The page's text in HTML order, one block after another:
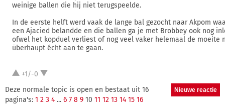
weinige ballen die hij niet terugspeelde.
In de eerste helft werd vaak de lange bal gezocht naar Akpom
een Ajacied belandde en die ballen ga je met Brobbey ook nog
ofwel het kopduel verliest of nog veel vaker helemaal de moeite
überhaupt écht aan te gaan.
+1/-0
Deze normale topic is open en bestaat uit 16
pagina's: 1 2 3 4 ... 6 7 8 9 10 11 12 13 14 15 16